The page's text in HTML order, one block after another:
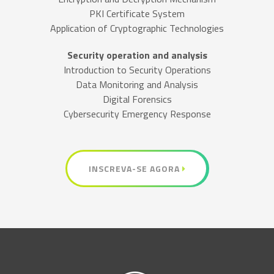
PKI Certificate System
Application of Cryptographic Technologies
Security operation and analysis
Introduction to Security Operations
Data Monitoring and Analysis
Digital Forensics
Cybersecurity Emergency Response
INSCREVA-SE AGORA